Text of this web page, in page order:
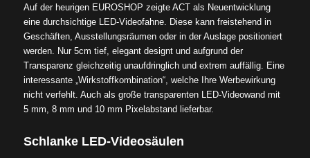
Auf der heurigen EUROSHOP zeigte ACT als Neuentwicklung
eine durchsichtige LED-Videofahne. Diese kann freistehend in
Geschäften, Ausstellungsräumen oder in der Auslage positioniert
werden. Nur 5cm tief, elegant designt und aufgrund der
Transparenz gleichzeitig unaufdringlich und extrem auffällig. Eine
interessante „Wirkstoffkombination“, welche Ihre Werbewirkung
nicht verfehlt. Auch als große transparenten LED-Videowand mit
5 mm, 8 mm und 10 mm Pixelabstand lieferbar.
Schlanke LED-Videosäulen